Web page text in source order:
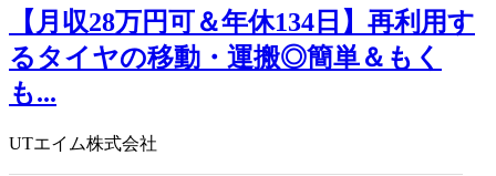
【月収28万円可＆年休134日】再利用す
るタイヤの移動・運搬◎簡単＆もく
も...
UTエイム株式会社